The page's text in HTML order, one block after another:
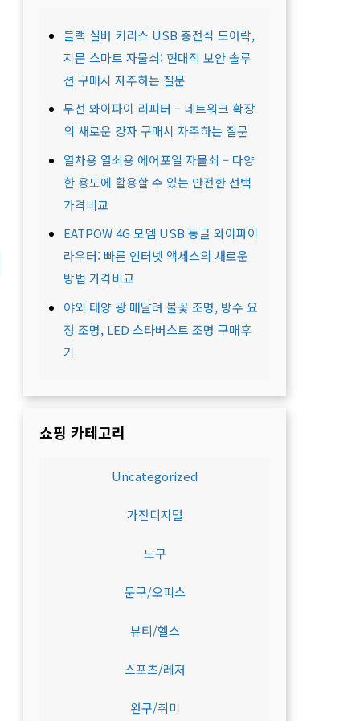
블랙 실버 키리스 USB 충전식 도어락,
지문 스마트 자물쇠: 현대적 보안 솔루
션 구매시 자주하는 질문
무선 와이파이 리피터 – 네트워크 확장
의 새로운 강자 구매시 자주하는 질문
열차용 열쇠용 에어포일 자물쇠 – 다양
한 용도에 활용할 수 있는 안전한 선택
가격비교
EATPOW 4G 모뎀 USB 동글 와이파이
라우터: 빠른 인터넷 액세스의 새로운
방법 가격비교
야외 태양 광 매달려 불꽃 조명, 방수 요
정 조명, LED 스타버스트 조명 구매후
기
쇼핑 카테고리
Uncategorized
가전디지털
도구
문구/오피스
뷰티/헬스
스포츠/레저
완구/취미